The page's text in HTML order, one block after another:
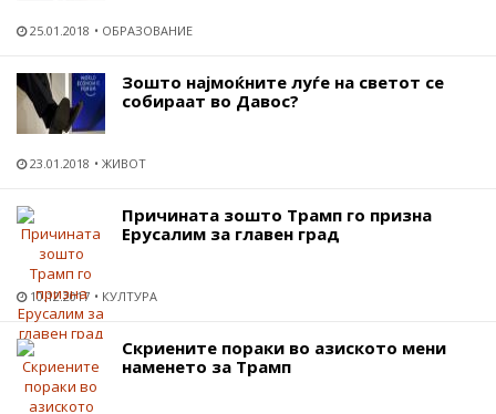
25.01.2018 ОБРАЗОВАНИЕ
Зошто најмоќните луѓе на светот се
собираат во Давос?
23.01.2018 ЖИВОТ
Причината зошто Трамп го призна
Ерусалим за главен град
10.12.2017 КУЛТУРА
Скриените пораки во азиското мени
наменето за Трамп